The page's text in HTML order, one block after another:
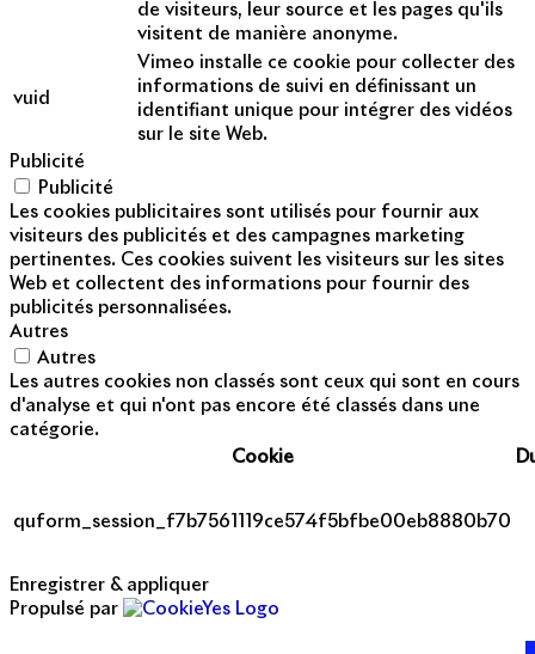
de visiteurs, leur source et les pages qu'ils
visitent de manière anonyme.
vuid
Vimeo installe ce cookie pour collecter des
informations de suivi en définissant un
identifiant unique pour intégrer des vidéos
sur le site Web.
Publicité
Publicité
Les cookies publicitaires sont utilisés pour fournir aux
visiteurs des publicités et des campagnes marketing
pertinentes. Ces cookies suivent les visiteurs sur les sites
Web et collectent des informations pour fournir des
publicités personnalisées.
Autres
Autres
Les autres cookies non classés sont ceux qui sont en cours
d'analyse et qui n'ont pas encore été classés dans une
catégorie.
Cookie
quform_session_f7b7561119ce574f5bfbe00eb8880b70
Enregistrer & appliquer
Propulsé par